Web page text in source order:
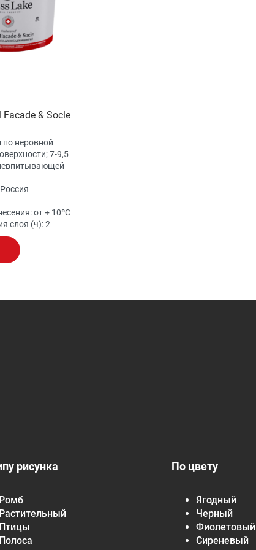
& Socle
по неровной
7-9,5
Россия
от + 10ºС
слоя (ч):2
рисунка
Ромб
Растительный
Птицы
Полоса
По цвету
Ягодный
Черный
Фиолетовый
Сиреневый